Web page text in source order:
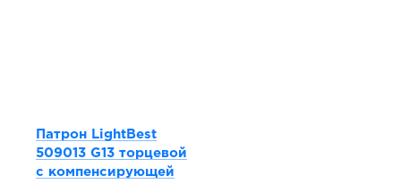
Патрон LightBest
509013 G13 торцевой
с компенсирующей